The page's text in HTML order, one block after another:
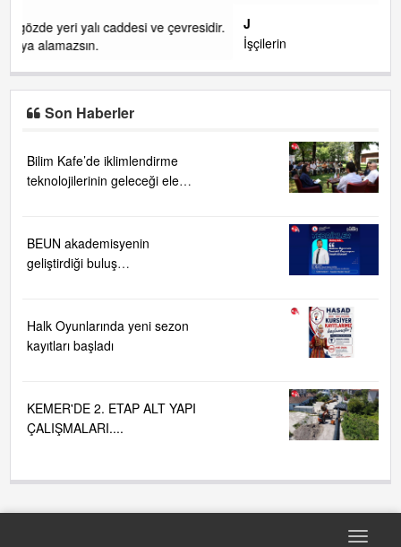
J
İşçilerin
Son Haberler
Bilim Kafe’de iklimlendirme
teknolojilerinin geleceği ele
BEUN akademisyenin
geliştirdiği buluş
Halk Oyunlarında yeni sezon
kayıtları başladı
KEMER'DE 2. ETAP ALT YAPI
ÇALIŞMALARI....
Toggle